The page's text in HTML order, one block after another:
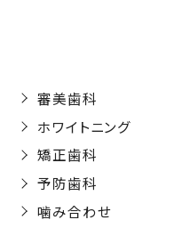
審美歯科
ホワイトニング
矯正歯科
予防歯科
噛み合わせ